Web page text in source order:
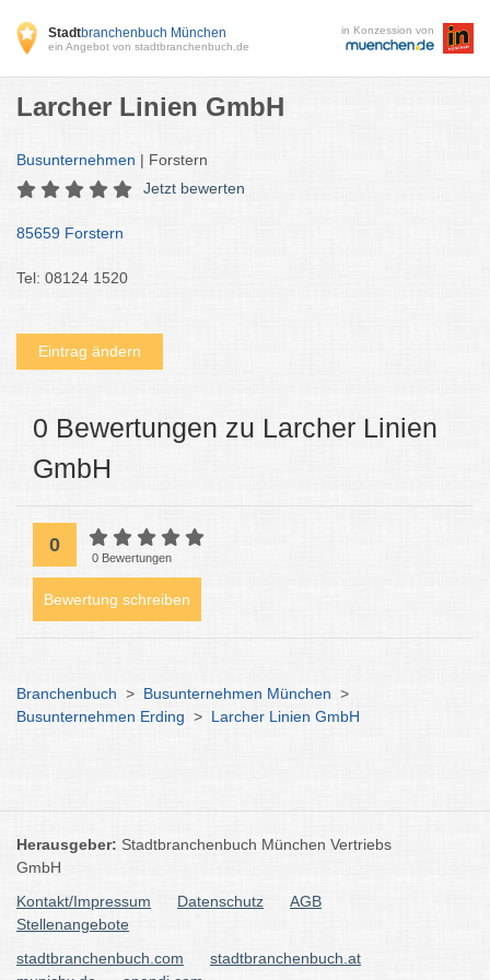
Stadtbranchenbuch München
ein Angebot von stadtbranchenbuch.de
in Konzession von
Larcher Linien GmbH
Busunternehmen | Forstern
Jetzt bewerten
85659 Forstern
Tel: 08124 1520
Eintrag ändern
0 Bewertungen zu Larcher Linien
GmbH
0
0 Bewertungen
Bewertung schreiben
Branchenbuch > Busunternehmen München >
Busunternehmen Erding > Larcher Linien GmbH
Herausgeber: Stadtbranchenbuch München Vertriebs
GmbH
Kontakt/Impressum
Datenschutz
AGB
Stellenangebote
stadtbranchenbuch.com
stadtbranchenbuch.at